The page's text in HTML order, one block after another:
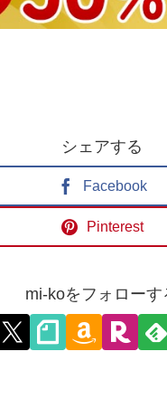
シェアする
Facebook
Pinterest
mi-koをフォローす